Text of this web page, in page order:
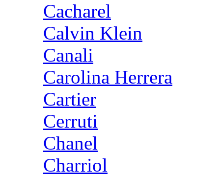
Cacharel
Calvin Klein
Canali
Carolina Herrera
Cartier
Cerruti
Chanel
Charriol